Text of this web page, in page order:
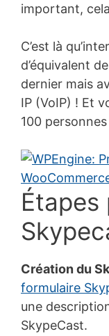
important,
C’est là
d’équivalent
dernier mais
IP (VoIP) ! Et
100
Étapes
Création du
formulaire
une
SkypeCast.